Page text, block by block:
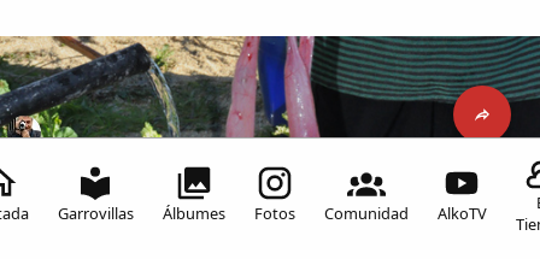
Garrovillas Álbumes Fotos Comunidad AlkoTV
2011matanza 1 84Inicia sesión para comentar